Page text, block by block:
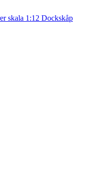
skala 1:12 Dockskåp